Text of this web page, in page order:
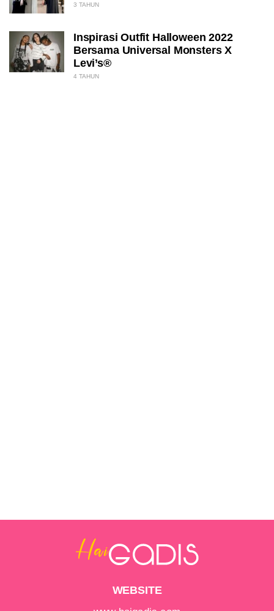
3 TAHUN
Inspirasi Outfit Halloween 2022
Bersama Universal Monsters X
Levi’s®
4 TAHUN
WEBSITE